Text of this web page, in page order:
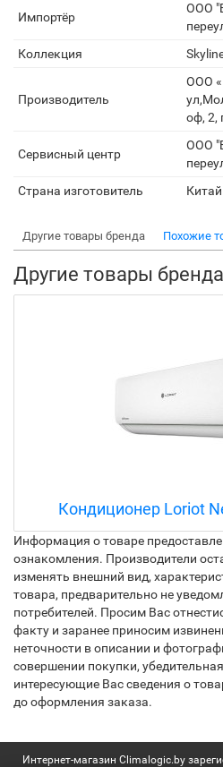
Импортёр
ООО
Коллекция
Производитель
ООО
оф, 2,
Сервисный центр
ООО
Страна изготовитель
Китай
Другие товары бренда Похожие
Другие товары бренда
Кассетный
Информация о товаре
ознакомления. Производители
изменять внешний вид,
товара, предварительно не
потребителей. Просим Вас
факту и заранее приносим
неточности в описании и
совершении покупки,
интересующие Вас сведения о
до оформления заказа.
Интернет-магазин Climalogic.by